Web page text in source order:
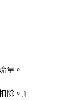
量。
除。』